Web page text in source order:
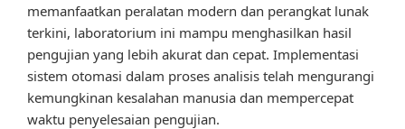
memanfaatkan peralatan modern dan perangkat lunak
terkini, laboratorium ini mampu menghasilkan hasil
pengujian yang lebih akurat dan cepat. Implementasi
sistem otomasi dalam proses analisis telah mengurangi
kemungkinan kesalahan manusia dan mempercepat
waktu penyelesaian pengujian.